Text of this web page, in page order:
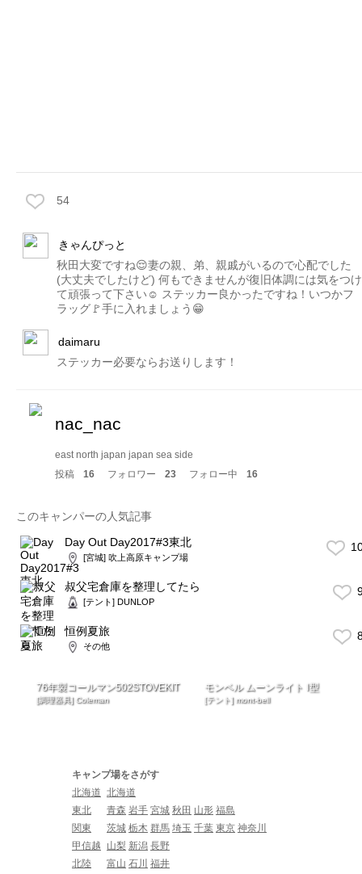
54
きゃんぴっと
秋田大変ですね😌妻の親、弟、親戚がいるので心配でした
(大丈夫でしたけど) 何もできませんが復旧体調には気をつけ
て頑張って下さい☺️ ステッカー良かったですね！いつかフ
ラッグ🚩手に入れましょう😁
daimaru
ステッカー必要ならお送りします！
nac_nac
east north japan japan sea side
投稿
16 フォロワー 23 フォロー中 16
このキャンパーの人気記事
Day Out Day2017#3東北
[宮城] 吹上高原キャンプ場
叔父宅倉庫を整理してたら
[テント] DUNLOP
恒例夏旅
その他
76年製コールマン502STOVEKIT
[調理器具] Coleman
モンベル ムーンライト Ⅰ型
[テント] mont-bell
キャンプ場をさがす
北海道 北海道
東北
青森 岩手 宮城 秋田 山形 福島
関東
茨城 栃木 群馬 埼玉 千葉 東京 神奈川
甲信越
山梨 新潟 長野
北陸
富山 石川 福井